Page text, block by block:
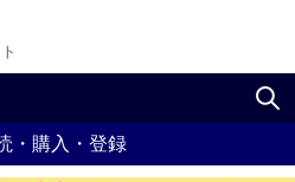
・購入・登録